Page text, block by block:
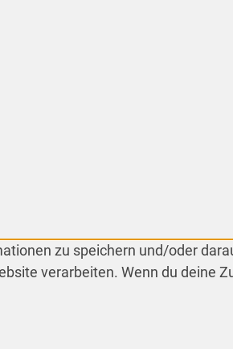
zu speichern und/oder
verarbeiten. Wenn du deine